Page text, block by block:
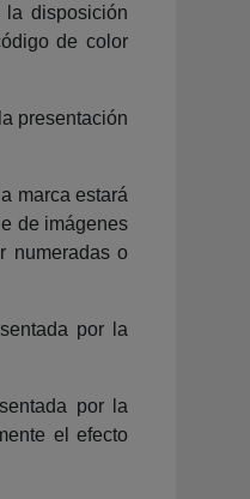
disposición
de color
presentación
marca estará
de imágenes
numeradas o
por la
por la
el efecto